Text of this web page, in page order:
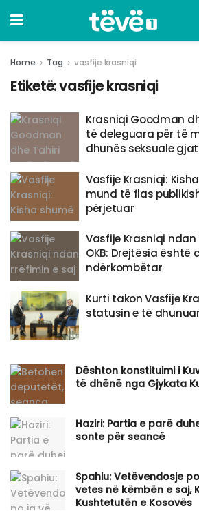
Home Tag vasfije krasniqi
Etiketë:vasfije krasniqi
Krasniqi Goodman
të deleguara për të
dhunës seksuale
Vasfije Krasniqi:
mund të flas
përjetuar
Vasfije Krasniqi
OKB: Drejtësia
ndërkombëtar
Kurti takon Vasfije
statusin e të
Dështon konstituimi i
të dhënë nga Gjykata
Haziri: Partia e parë
sonte për seancë
Spahiu: Vetëvendosje
vetes në këmbën e saj,
Kushtetutën e Kosovës